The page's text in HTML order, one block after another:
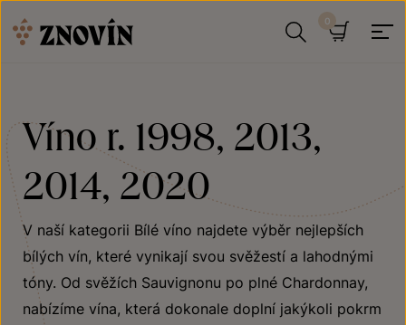
Víno r. 1998, 2013,
2014, 2020
V naší kategorii Bílé víno najdete výběr nejlepších
bílých vín, které vynikají svou svěžestí a lahodnými
tóny. Od svěžích Sauvignonu po plné Chardonnay,
nabízíme vína, která dokonale doplní jakýkoli pokrm